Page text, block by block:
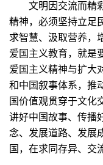
文明因交流而精彩
精神，必须坚持立足
求智慧、汲取营养，
爱国主义教育，就是
爱国主义精神与扩大
和中国叙事体系，推
国价值观贯穿于文化
讲好中国故事、传播
念、发展道路、发展
国，在求同存异、交